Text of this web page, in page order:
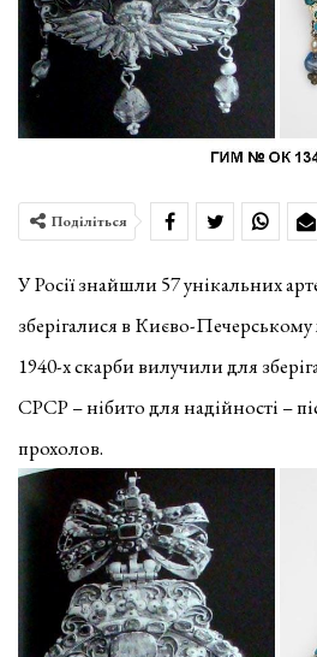
Поділіться
У Росії знайшли 57 унікальних
зберігалися в Києво-Печерському
1940-х скарби вилучили для
СРСР – нібито для надійності –
прохолов.